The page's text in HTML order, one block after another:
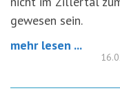
gewesen sein.
mehr lesen ...